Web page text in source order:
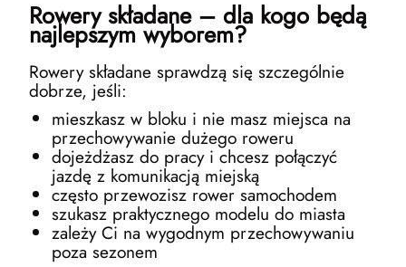
Rowery składane – dla kogo będą
najlepszym wyborem?
Rowery składane sprawdzą się szczególnie
dobrze, jeśli:
mieszkasz w bloku i nie masz miejsca na
przechowywanie dużego roweru
dojeżdżasz do pracy i chcesz połączyć
jazdę z komunikacją miejską
często przewozisz rower samochodem
szukasz praktycznego modelu do miasta
zależy Ci na wygodnym przechowywaniu
poza sezonem